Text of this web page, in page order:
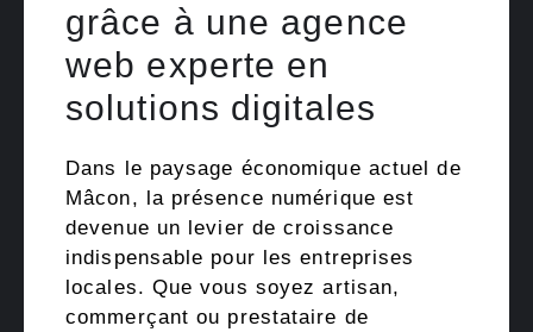
grâce à une agence
web experte en
solutions digitales
Dans le paysage économique actuel de
Mâcon, la présence numérique est
devenue un levier de croissance
indispensable pour les entreprises
locales. Que vous soyez artisan,
commerçant ou prestataire de